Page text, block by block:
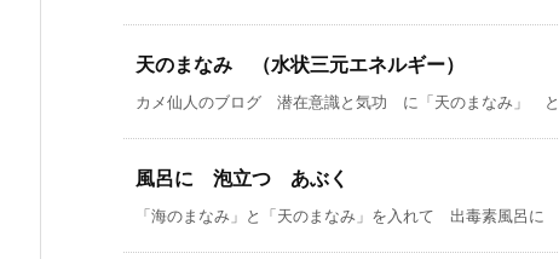
天のまなみ （水状三元エネルギー）
カメ仙人のブログ 潜在意識と気功 に「天のまなみ
風呂に 泡立つ あぶく
「海のまなみ」と「天のまなみ」を入れて 出毒素風呂